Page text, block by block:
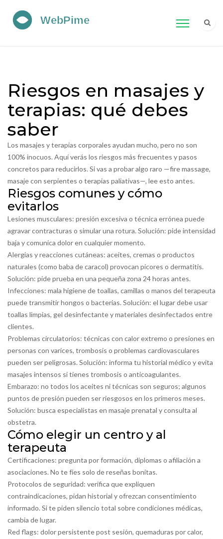
Riesgos en masajes y
terapias: qué debes
saber
Los masajes y terapias corporales ayudan mucho, pero no son
100% inocuos. Aquí verás los riesgos más frecuentes y pasos
concretos para reducirlos. Si vas a probar algo raro —fire massage,
masaje con serpientes o terapias paliativas—, lee esto antes.
Riesgos comunes y cómo
evitarlos
Lesiones musculares: presión excesiva o técnica errónea puede
agravar contracturas o simular una rotura. Solución: pide intensidad
baja y comunica dolor en cualquier momento.
Alergias y reacciones cutáneas: aceites, cremas o productos
naturales (como baba de caracol) provocan picores o dermatitis.
Solución: pide prueba en una pequeña zona 24 horas antes.
Infecciones: mala higiene de toallas, camillas o manos del terapeuta
puede transmitir hongos o bacterias. Solución: el lugar debe usar
toallas limpias, gel desinfectante y materiales desinfectados entre
clientes.
Problemas circulatorios: técnicas con calor extremo o presiones en
personas con varices, trombosis o problemas cardiovasculares
pueden ser peligrosas. Solución: informa tu historial médico y evita
masajes intensos si tienes trombosis o anticoagulantes.
Embarazo: no todos los aceites ni técnicas son seguros; algunos
puntos de presión pueden ser riesgosos en los primeros meses.
Solución: busca especialistas en masaje prenatal y consulta al
obstetra.
Cómo elegir un centro y al
terapeuta
Certificaciones: pregunta por formación, diplomas o afiliación a
asociaciones. No te fíes solo de reseñas bonitas.
Protocolos de seguridad: verifica que expliquen
contraindicaciones, pidan historial y ofrezcan consentimiento
informado. Si te piden silencio total sobre condiciones médicas,
cambia de lugar.
Red flags: dolor persistente post sesión, quemaduras por calor,